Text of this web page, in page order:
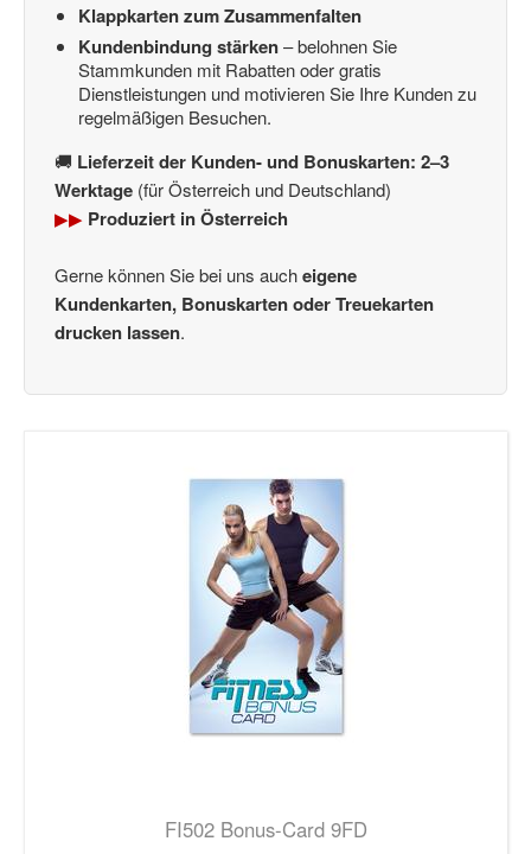
Klappkarten zum Zusammenfalten
Kundenbindung stärken– belohnen Sie
Stammkunden mit Rabatten oder gratis
Dienstleistungen und motivieren Sie Ihre Kunden zu
regelmäßigen Besuchen.
🚚 Lieferzeit der Kunden- und Bonuskarten: 2–3
Werktage (für Österreich und Deutschland)
▶▶ Produziert in Österreich
Gerne können Sie bei uns aucheigene
Kundenkarten, Bonuskarten oder Treuekarten
drucken lassen.
FI502 Bonus-Card 9FD